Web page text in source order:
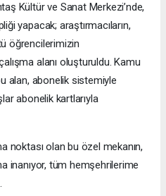
Kültür ve Sanat Merkezi’nde,
yapacak; araştırmacıların,
öğrencilerimizin
alanı oluşturuldu. Kamu
alan, abonelik sistemiyle
abonelik kartlarıyla
noktası olan bu özel mekanın,
inanıyor, tüm hemşehrilerime